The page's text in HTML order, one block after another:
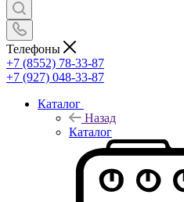
Телефоны
+7 (8552) 78-33-87
+7 (927) 048-33-87
Каталог
Назад
Каталог